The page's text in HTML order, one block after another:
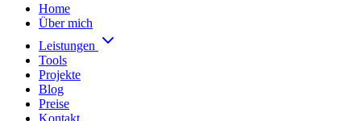
Home
Über mich
Leistungen
Tools
Projekte
Blog
Preise
Kontakt